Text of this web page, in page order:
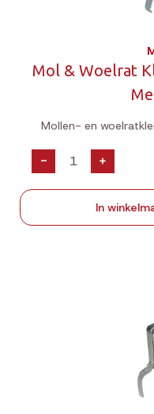
Mol & Woelrat
Mollen- en
- +
In